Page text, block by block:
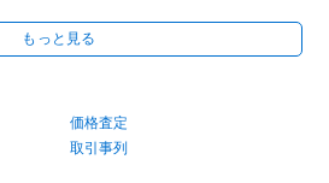
もっと見る
価格査定
取引事列